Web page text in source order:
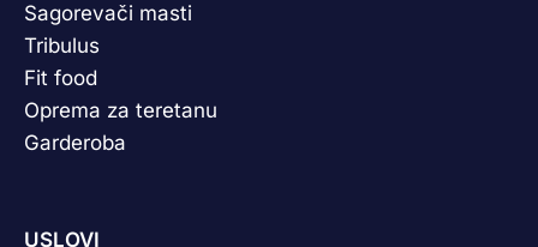
Sagorevači masti
Tribulus
Fit food
Oprema za teretanu
Garderoba
USLOVI